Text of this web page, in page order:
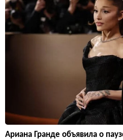
Ариана Гранде объявила о